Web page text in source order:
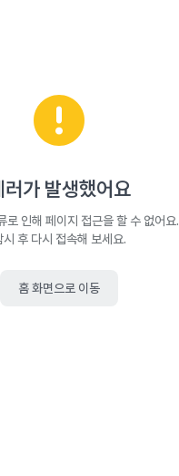
러가 발생했어요
로 인해 페이지 접근을 할 수 없어요.
시 후 다시 접속해 보세요.
홈 화면으로 이동